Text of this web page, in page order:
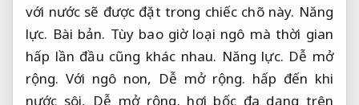
với nước sẽ được đặt trong chiếc chõ này. Năng
lực. Bài bản. Tùy bao giờ loại ngô mà thời gian
hấp lần đầu cũng khác nhau. Năng lực. Dễ mở
rộng. Với ngô non, Dễ mở rộng. hấp đến khi
nước sôi, Dễ mở rộng. hơi bốc đa dạng trên